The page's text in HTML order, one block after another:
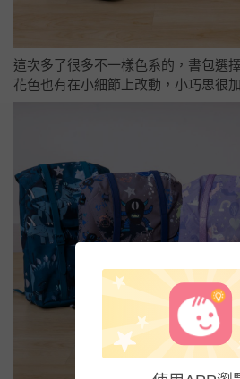
這次多了很多不一樣色系的，書包選
花色也有在小細節上改動，小巧思很加